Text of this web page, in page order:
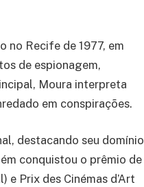
no Recife de 1977, em
de espionagem,
Moura interpreta
em conspirações.
destacando seu domínio
conquistou o prêmio de
Prix des Cinémas d’Art